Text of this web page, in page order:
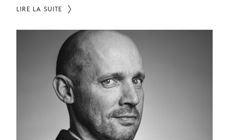
LIRE LA SUITE